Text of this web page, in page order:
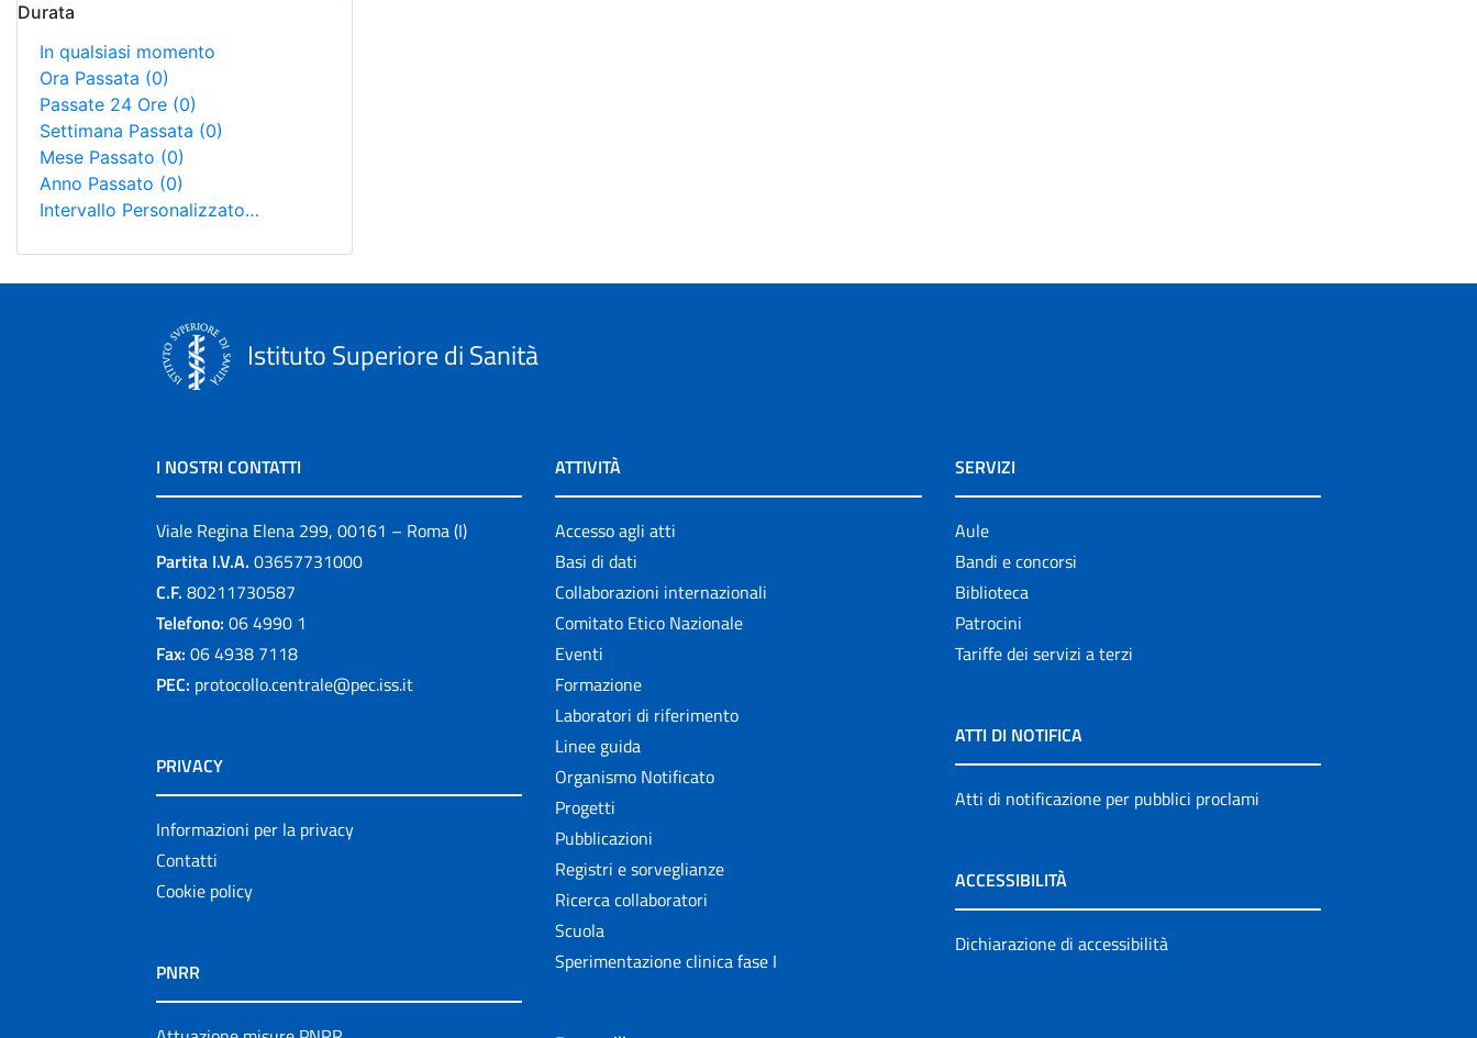
Durata
In qualsiasi momento
Ora Passata (0)
Passate 24 Ore (0)
Settimana Passata (0)
Mese Passato (0)
Anno Passato (0)
Intervallo Personalizzato…
Istituto Superiore di Sanità
I NOSTRI CONTATTI
Viale Regina Elena 299, 00161 – Roma (I)
Partita I.V.A. 03657731000
C.F. 80211730587
Telefono: 06 4990 1
Fax: 06 4938 7118
PEC: protocollo.centrale@pec.iss.it
PRIVACY
Informazioni per la privacy
Contatti
Cookie policy
PNRR
ATTIVITÀ
Accesso agli atti
Basi di dati
Collaborazioni internazionali
Comitato Etico Nazionale
Eventi
Formazione
Laboratori di riferimento
Linee guida
Organismo Notificato
Progetti
Pubblicazioni
Registri e sorveglianze
Ricerca collaboratori
Scuola
Sperimentazione clinica fase I
SERVIZI
Aule
Bandi e concorsi
Biblioteca
Patrocini
Tariffe dei servizi a terzi
ATTI DI NOTIFICA
Atti di notificazione per pubblici proclami
ACCESSIBILITÀ
Dichiarazione di accessibilità